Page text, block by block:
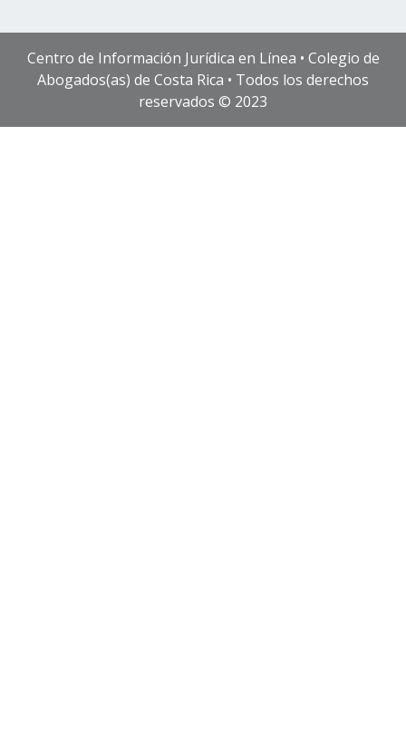
Centro de Información Jurídica en Línea • Colegio de
Abogados(as) de Costa Rica • Todos los derechos
reservados © 2023